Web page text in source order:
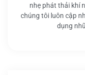
nhẹ phát thải khí
chúng tôi luôn cập
dụng